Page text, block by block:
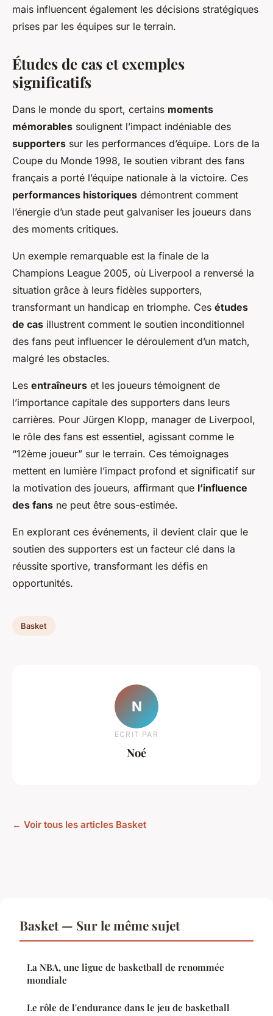
mais influencent également les décisions stratégiques
prises par les équipes sur le terrain.
Études de cas et exemples
significatifs
Dans le monde du sport, certains moments
mémorables soulignent l’impact indéniable des
supporters sur les performances d’équipe. Lors de la
Coupe du Monde 1998, le soutien vibrant des fans
français a porté l’équipe nationale à la victoire. Ces
performances historiques démontrent comment
l’énergie d’un stade peut galvaniser les joueurs dans
des moments critiques.
Un exemple remarquable est la finale de la
Champions League 2005, où Liverpool a renversé la
situation grâce à leurs fidèles supporters,
transformant un handicap en triomphe. Ces études
de cas illustrent comment le soutien inconditionnel
des fans peut influencer le déroulement d’un match,
malgré les obstacles.
Les entraîneurs et les joueurs témoignent de
l’importance capitale des supporters dans leurs
carrières. Pour Jürgen Klopp, manager de Liverpool,
le rôle des fans est essentiel, agissant comme le
“12ème joueur” sur le terrain. Ces témoignages
mettent en lumière l’impact profond et significatif sur
la motivation des joueurs, affirmant que l’influence
des fans ne peut être sous-estimée.
En explorant ces événements, il devient clair que le
soutien des supporters est un facteur clé dans la
réussite sportive, transformant les défis en
opportunités.
Basket
N
ECRIT PAR
Noé
← Voir tous les articles Basket
Basket — Sur le même sujet
La NBA, une ligue de basketball de renommée
mondiale
Le rôle de l'endurance dans le jeu de basketball